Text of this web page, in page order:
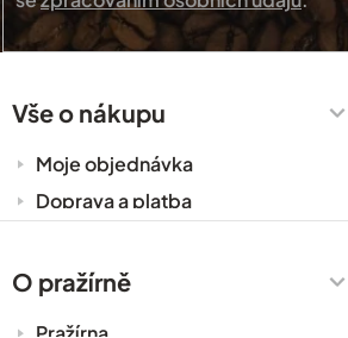
Vše o nákupu
Moje objednávka
Doprava a platba
Zakázková výroba
O pražírně
Pražírna